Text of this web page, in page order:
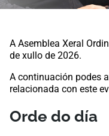
​​​​​​​​​​​​​​​​​​A Asemblea Xeral
de xullo de 2026.
​A continuación podes
relacionada con este
Orde do día